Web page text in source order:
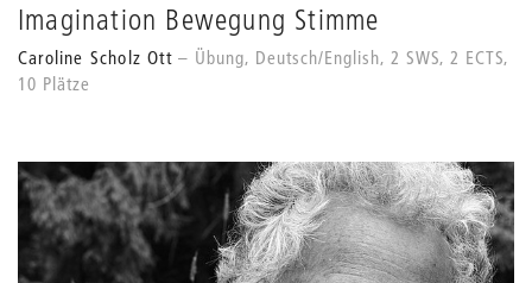
Imagination Bewegung Stimme
Caroline Scholz Ott
Übung, Deutsch/English, 2 SWS, 2 ECTS,
10 Plätze